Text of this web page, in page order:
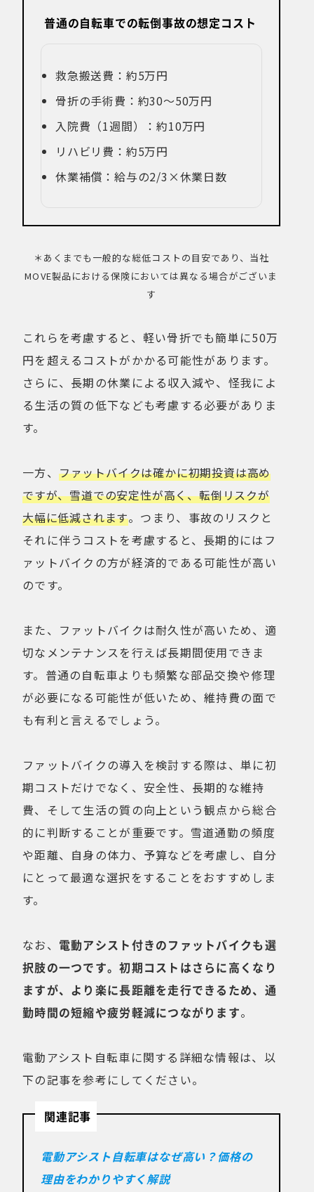
普通の自転車での転倒事故の想定コスト
救急搬送費：約5万円
骨折の手術費：約30〜50万円
入院費（1週間）：約10万円
リハビリ費：約5万円
休業補償：給与の2/3×休業日数
＊あくまでも一般的な総低コストの目安であり、当社
MOVE製品における保険においては異なる場合がございま
す
これらを考慮すると、軽い骨折でも簡単に50万
円を超えるコストがかかる可能性があります。
さらに、長期の休業による収入減や、怪我によ
る生活の質の低下なども考慮する必要がありま
す。
一方、 ファットバイクは確かに初期投資は高め
ですが、雪道での安定性が高く、転倒リスクが
大幅に低減されます。つまり、事故のリスクと
それに伴うコストを考慮すると、長期的にはフ
ァットバイクの方が経済的である可能性が高い
のです。
また、ファットバイクは耐久性が高いため、適
切なメンテナンスを行えば長期間使用できま
す。普通の自転車よりも頻繁な部品交換や修理
が必要になる可能性が低いため、維持費の面で
も有利と言えるでしょう。
ファットバイクの導入を検討する際は、単に初
期コストだけでなく、安全性、長期的な維持
費、そして生活の質の向上という観点から総合
的に判断することが重要です。雪道通勤の頻度
や距離、自身の体力、予算などを考慮し、自分
にとって最適な選択をすることをおすすめしま
す。
なお、 電動アシスト付きのファットバイクも選
択肢の一つです。初期コストはさらに高くなり
ますが、より楽に長距離を走行できるため、通
勤時間の短縮や疲労軽減につながります。
電動アシスト自転車に関する詳細な情報は、以
下の記事を参考にしてください。
関連記事
電動アシスト自転車はなぜ高い？価格の
理由をわかりやすく解説